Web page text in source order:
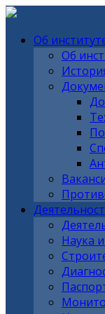
Об
Об
Наука